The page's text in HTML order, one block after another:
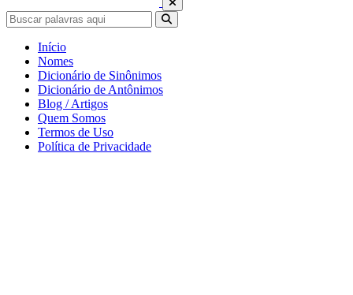
Início
Nomes
Dicionário de Sinônimos
Dicionário de Antônimos
Blog / Artigos
Quem Somos
Termos de Uso
Política de Privacidade